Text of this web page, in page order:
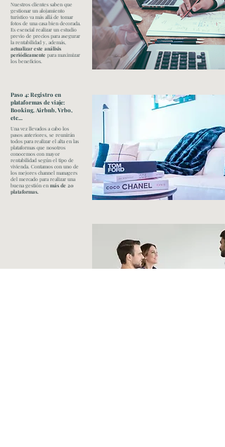
Nuestros clientes saben que
gestionar un alojamiento
turístico va más allá de tomar
fotos de una casa bien decorada.
Es esencial realizar un estudio
previo de precios para asegurar
la rentabilidad y, además,
actualizar este análisis
periódicamente para maximizar
los beneficios.
Paso 4: Registro en
plataformas de viaje:
Booking, Airbnb, Vrbo,
etc...
Una vez llevados a cabo los
pasos anteriores, se reunirán
todos para realizar el alta en las
plataformas que nosotros
conocemos con mayor
rentabilidad según el tipo de
vivienda. Contamos con uno de
los mejores channel managers
del mercado para realizar una
buena gestión en más de 20
plataformas.